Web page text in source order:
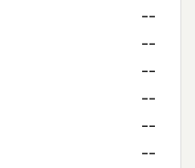
--
--
--
--
--
--